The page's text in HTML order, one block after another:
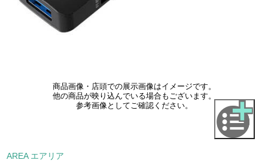
商品画像・店頭での展示画像はイメージです。
他の商品が映り込んでいる場合もございます。
参考画像としてご確認ください。
AREA エアリア